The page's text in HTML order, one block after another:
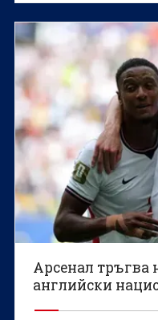
Арсенал тръгва
английски